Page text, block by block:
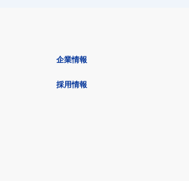
企業情報
採用情報